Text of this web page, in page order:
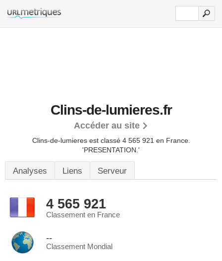
Clins-de-lumieres.fr
Accéder au site
Clins-de-lumieres est classé 4 565 921 en France.
'PRESENTATION.'
Analyses Liens Serveur
4 565 921
Classement en France
--
Classement Mondial